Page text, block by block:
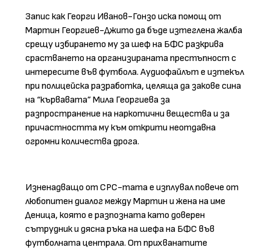
Запис как Георги Иванов-Гонзо иска помощ от
Мартин Георгиев-Джито да бъде изтеглена жалба
срещу избирането му за шеф на БФС разкрива
срастването на организираната престъпност с
интересите във футбола. Аудиофайлът е изтекъл
при полицейска разработка, целяща да закове сина
на “кървавата” Мила Георгиева за
разпространение на наркотични вещества и за
причастността му към открити неотдавна
огромни количества дрога.
Изненадващо от СРС-тата е изплувал повече от
любопитен диалог между Мартин и жена на име
Деница, която е разпозната като доверен
сътрудник и дясна ръка на шефа на БФС във
футболната централа. От прихванатите